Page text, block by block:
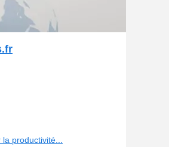
productivité...